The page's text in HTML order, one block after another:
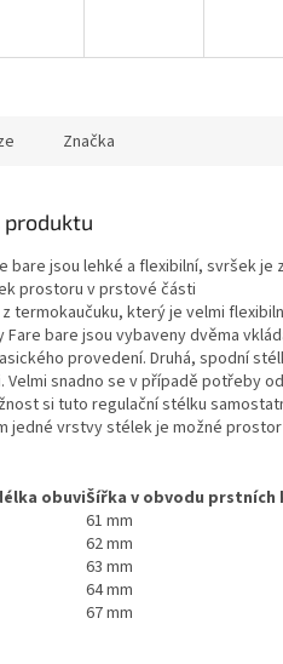
Značka
produktu
bare jsou lehké a flexibilní, svršek je
prostoru v prstové části
termokaučuku, který je velmi
bare jsou vybaveny dvěma
provedení. Druhá, spodní
Velmi snadno se v případě potřeby
si tuto regulační stélku
jedné vrstvy stélek je možné
obuviŠířka v obvodu prstních
61 mm
62 mm
63 mm
64 mm
67 mm